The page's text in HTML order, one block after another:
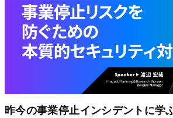
昨今の事業停止インシデントに学